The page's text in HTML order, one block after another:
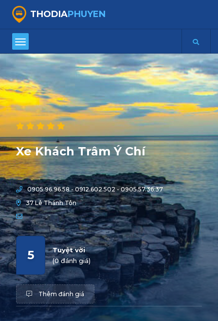
THODIAPHUYEN
Xe Khách Trâm Ý Chí
0905.96.96.58 - 0912.602.502 - 0905.57.36.37
37 Lê Thánh Tôn
Tuyệt vời
(0 đánh giá)
5
Thêm đánh giá